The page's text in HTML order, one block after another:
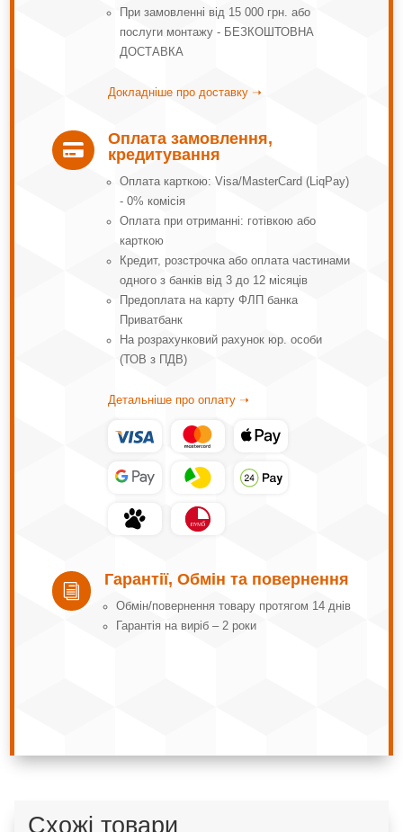
При замовленні від 15 000 грн. або
послуги монтажу - БЕЗКОШТОВНА
ДОСТАВКА
Докладніше про доставку ➝

Оплата замовлення,
кредитування
Оплата карткою: Visa/MasterCard (LiqPay)
- 0% комісія
Оплата при отриманні: готівкою або
карткою
Кредит, розстрочка або оплата частинами
одного з банків від 3 до 12 місяців
Предоплата на карту ФЛП банка
Приватбанк
На розрахунковий рахунок юр. особи
(ТОВ з ПДВ)
Детальніше про оплату ➝
i
Гарантії, Обмін та повернення
Обмін/повернення товару протягом 14 днів
Гарантія на виріб – 2 роки
Схожі товари